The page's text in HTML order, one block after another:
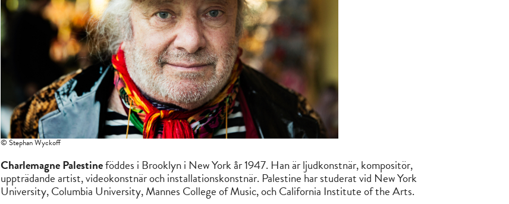
© Stephan Wyckoff
Charlemagne Palestineföddes i Brooklyn i New York år 1947. Han är ljudkonstnär, kompositör,
uppträdande artist, videokonstnär och installationskonstnär. Palestine har studerat vid New York
University, Columbia University, Mannes College of Music, och California Institute of the Arts.